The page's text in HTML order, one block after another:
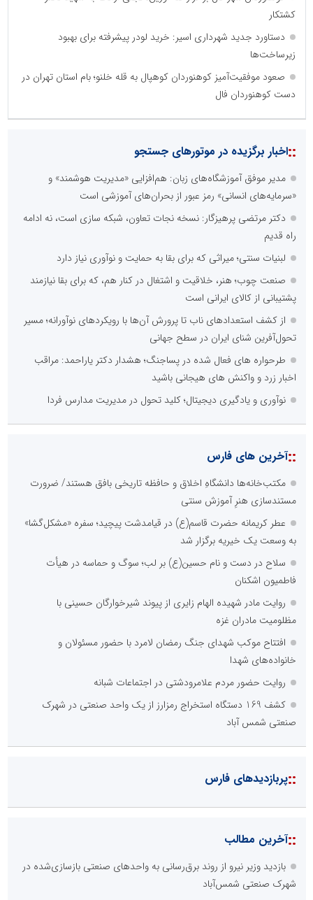
پایگاه اطلاع رسانی اعتلای نهادهای مردمی
پایگاه اطلاع رسانی دریا و نفت
پایگاه آموزشی دکتر ناهید خوشنویس
پایگاه خبری گفتمان فارس
پایگاه اطلاع رسانی مشارکت
آهن و فولاد غدیر ایرانیان
تامین آهن اسفنجی تولیدکنندگان فولاد در کشور
تریبون
تِسمینو، پلتفرم تخصصی رپورتاژ آگهی، تولید محتوا و سفارش بک لینک
آتش نشانی و خدمات ایمنی
اداره کل آموزش و پرورش
مسعودصادقی
محمدعلی کرمعلی
محمدحسین فلاح زاده
امیرحسین باقری
مشاور و مدرس بورس
حسین براتی
کشتکار
دستاورد جدید شهرداری اسیر: خرید لودر پیشرفته برای بهبود
زیرساخت‌ها
صعود موفقیت‌آمیز کوهنوردان کوهپال به قله خلنو؛ بام استان تهران در
دست کوهنوردان فال
::اخبار برگزیده در موتورهای جستجو
مدیر موفق آموزشگاه‌های زبان: هم‌افزایی «مدیریت هوشمند» و
«سرمایه‌های انسانی» رمز عبور از بحران‌های آموزشی است
دکتر مرتضی پرهیزگار: نسخه نجات تعاون، شبکه سازی است، نه ادامه
راه قدیم
لبنیات سنتی؛ میراثی که برای بقا به حمایت و نوآوری نیاز دارد
صنعت چوب؛ هنر، خلاقیت و اشتغال در کنار هم، که برای بقا نیازمند
پشتیبانی از کالای ایرانی است
از کشف استعدادهای ناب تا پرورش آن‌ها با رویکردهای نوآورانه؛ مسیر
تحول‌آفرین شنای ایران در سطح جهانی
طرحواره های فعال شده در پساجنگ؛ هشدار دکتر یاراحمد: مراقب
اخبار زرد و واکنش های هیجانی باشید
نوآوری و یادگیری دیجیتال؛ کلید تحول در مدیریت مدارس فردا
::آخرین های فارس
مکتب‌خانه‌ها دانشگاهِ اخلاق و حافظه تاریخی بافق هستند/ ضرورت
مستندسازی هنرِ آموزش سنتی
عطر کریمانه حضرت قاسم(ع) در قیامدشت پیچید؛ سفره «مشکل‌گشا»
به وسعت یک خیریه برگزار شد
سلاح در دست و نام حسین(ع) بر لب؛ سوگ و حماسه در هیأت
فاطمیون اشکنان
روایت مادر شهیده الهام زایری از پیوند شیرخوارگان حسینی با
مظلومیت مادران غزه
افتتاح موکب شهدای جنگ رمضان لامرد با حضور مسئولان و
خانواده‌های شهدا
روایت حضور مردم علامرودشتی در اجتماعات شبانه
کشف 169 دستگاه استخراج رمزارز از یک واحد صنعتی در شهرک
صنعتی شمس آباد
::پربازدیدهای فارس
::آخرین مطالب
بازدید وزیر نیرو از روند برق‌رسانی به واحدهای صنعتی بازسازی‌شده در
شهرک صنعتی شمس‌آباد